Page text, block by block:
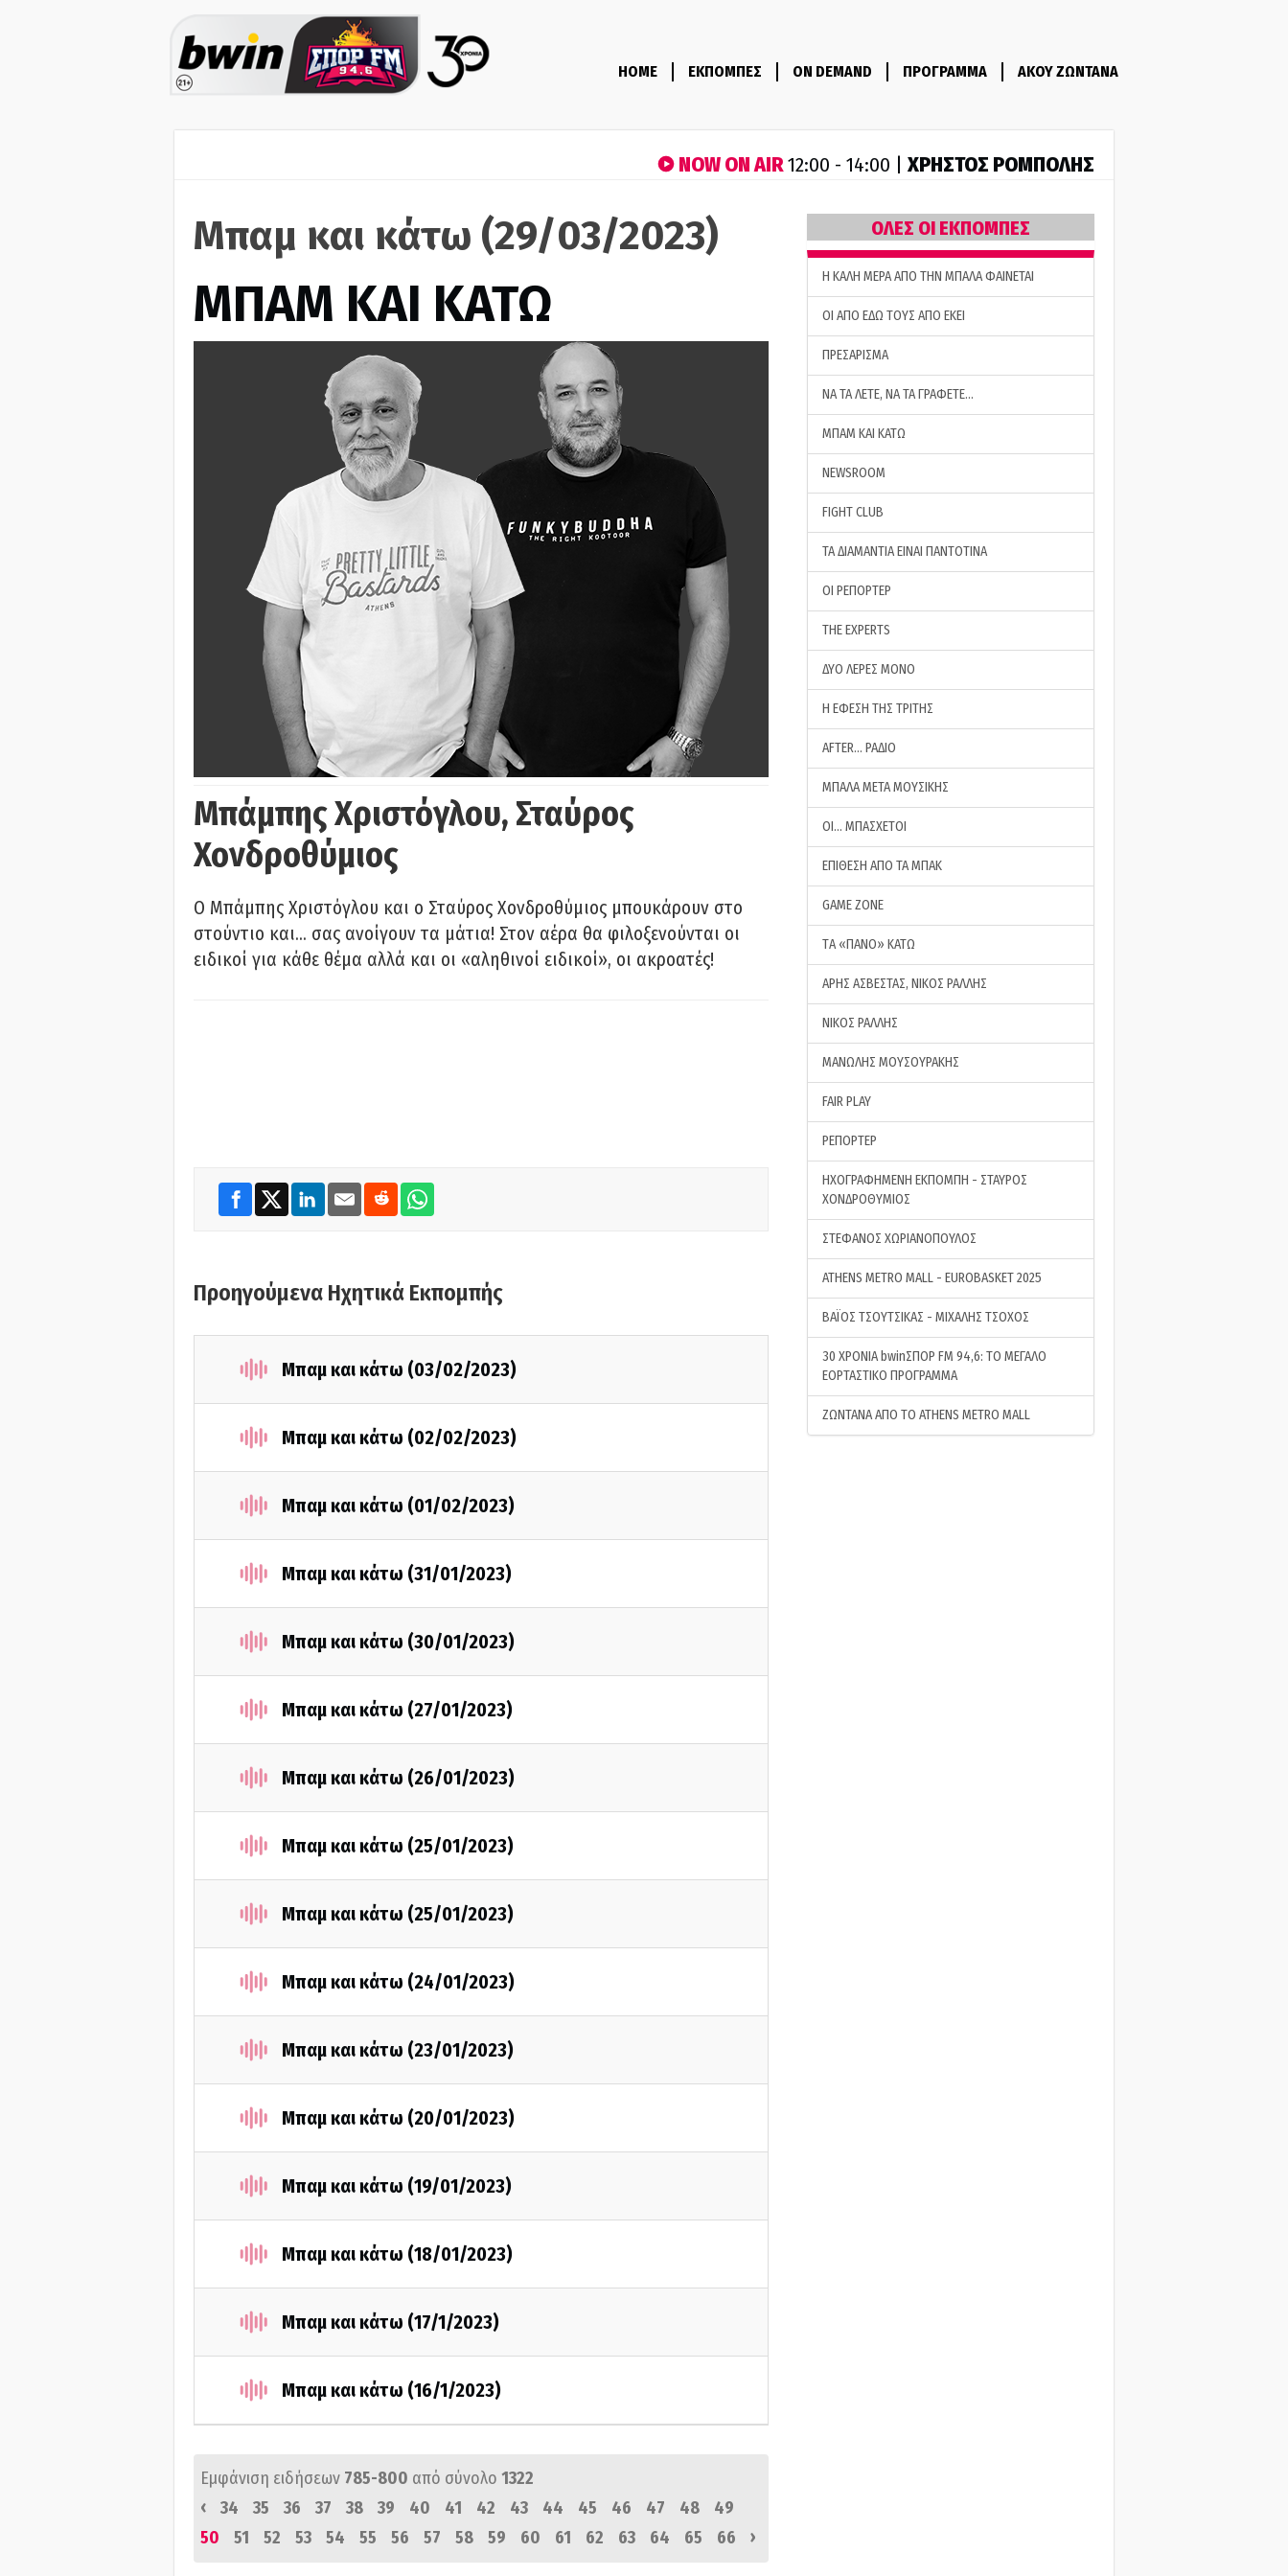
HOME ΕΚΠΟΜΠΕΣ ON DEMAND ΠΡΟΓΡΑΜΜΑ ΑΚΟΥ ΖΩΝΤΑΝΑ
NOW ON AIR12:00 - 14:00 | ΧΡΗΣΤΟΣ ΡΟΜΠΟΛΗΣ
Μπαμ και κάτω (29/03/2023)
ΜΠΑΜ ΚΑΙ ΚΑΤΩ
Μπάμπης Χριστόγλου, Σταύρος
Χονδροθύμιος
O Μπάμπης Χριστόγλου και ο Σταύρος Χονδροθύμιος μπουκάρουν στο
στούντιο και… σας ανοίγουν τα μάτια! Στον αέρα θα φιλοξενούνται οι
ειδικοί για κάθε θέμα αλλά και οι «αληθινοί ειδικοί», οι ακροατές!
Προηγούμενα Ηχητικά Εκπομπής
Μπαμ και κάτω (03/02/2023)
Μπαμ και κάτω (02/02/2023)
Μπαμ και κάτω (01/02/2023)
Μπαμ και κάτω (31/01/2023)
Μπαμ και κάτω (30/01/2023)
Μπαμ και κάτω (27/01/2023)
Μπαμ και κάτω (26/01/2023)
Μπαμ και κάτω (25/01/2023)
Μπαμ και κάτω (25/01/2023)
Μπαμ και κάτω (24/01/2023)
Μπαμ και κάτω (23/01/2023)
Μπαμ και κάτω (20/01/2023)
Μπαμ και κάτω (19/01/2023)
Μπαμ και κάτω (18/01/2023)
Μπαμ και κάτω (17/1/2023)
Μπαμ και κάτω (16/1/2023)
Εμφάνιση ειδήσεων 785-800 από σύνολο 1322
‹
34 35 36 37 38 39 40 41 42 43 44 45 46 47 48
49
50
51 52 53 54 55 56 57 58 59 60 61 62 63 64 65 66 ›
ΟΛΕΣ ΟΙ ΕΚΠΟΜΠΕΣ
H ΚΑΛΗ ΜΕΡΑ ΑΠΟ ΤΗΝ ΜΠΑΛΑ ΦΑΙΝΕΤΑΙ
ΟΙ ΑΠΟ ΕΔΩ ΤΟΥΣ ΑΠΟ ΕΚΕΙ
ΠΡΕΣΑΡΙΣΜΑ
ΝΑ ΤΑ ΛΕΤΕ, ΝΑ ΤΑ ΓΡΑΦΕΤΕ…
ΜΠΑΜ ΚΑΙ ΚΑΤΩ
NEWSROOM
FIGHT CLUB
ΤΑ ΔΙΑΜΑΝΤΙΑ ΕΙΝΑΙ ΠΑΝΤΟΤΙΝΑ
ΟΙ ΡΕΠΟΡΤΕΡ
THE EXPERTS
ΔΥΟ ΛΕΡΕΣ ΜΟΝΟ
Η ΕΦΕΣΗ ΤΗΣ ΤΡΙΤΗΣ
AFTER… ΡΑΔΙΟ
ΜΠΑΛΑ ΜΕΤΑ ΜΟΥΣΙΚΗΣ
ΟΙ… ΜΠΑΣΧΕΤΟΙ
ΕΠΙΘΕΣΗ ΑΠΟ ΤΑ ΜΠΑΚ
GAME ZONE
ΤA «ΠΑΝΟ» ΚΑΤΩ
ΑΡΗΣ ΑΣΒΕΣΤΑΣ, ΝΙΚΟΣ ΡΑΛΛΗΣ
ΝΙΚΟΣ ΡΑΛΛΗΣ
ΜΑΝΩΛΗΣ ΜΟΥΣΟΥΡΑΚΗΣ
FAIR PLAY
ΡΕΠΟΡΤΕΡ
ΗΧΟΓΡΑΦΗΜΕΝΗ ΕΚΠΟΜΠΗ - ΣΤΑΥΡΟΣ
ΧΟΝΔΡΟΘΥΜΙΟΣ
ΣΤΕΦΑΝΟΣ ΧΩΡΙΑΝΟΠΟΥΛΟΣ
ATHENS METRO MALL - EUROBASKET 2025
ΒΑΪΟΣ ΤΣΟΥΤΣΙΚΑΣ - ΜΙΧΑΛΗΣ ΤΣΟΧΟΣ
30 ΧΡΟΝΙΑ bwinΣΠΟΡ FM 94,6: ΤΟ ΜΕΓΑΛΟ
ΕΟΡΤΑΣΤΙΚΟ ΠΡΟΓΡΑΜΜΑ
ΖΩΝΤΑΝΑ ΑΠΟ ΤΟ ATHENS METRO MALL